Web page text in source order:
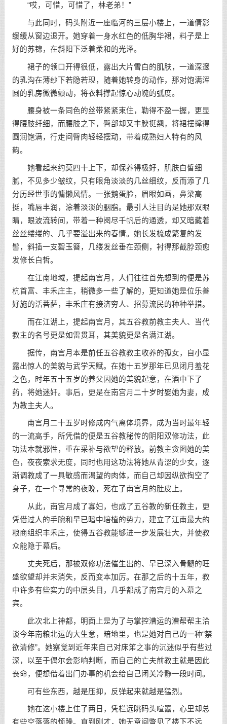
“哎，可惜，可惜了，林老弟！”
与此同时，码头附近一座临河的三层小楼上，一道倩影
缓缓从窗边退开。她穿着一身水红色的低胸华裙，料子是上
好的苏锦，在斜阳下泛着柔和的光泽。
裙子的领口开得很低，露出大片雪白的肌肤，一道深邃
的乳沟在薄纱下若隐若现，随着她转身的动作，那对饱满浑
圆的乳房微微颤动，将衣料撑起惊心动魄的弧度。
腰身被一条同色的丝带紧紧束住，勒得不盈一握，更显
得腰肢纤细，而腰肢之下，臀部却又丰腴挺翘，将裙摆撑得
圆润饱满，行走间臀肉轻轻摆动，带着成熟妇人特有的风
韵。
她看起来约莫四十上下，却保养得极好，肌肤白皙细
腻，不见多少皱纹，只有眼角淡淡的几丝细纹，反而添了几
分历经世事的慵懒风情。一张鹅蛋脸，眉眼如画，鼻梁高
挺，嘴唇丰润，涂着淡淡的胭脂。最引人注目的是她那双眼
睛，眼波流转间，带着一种阅尽千帆后的通透，却又暗藏着
丝丝缕缕的、几乎要溢出来的春情。她长发梳成繁复的发
髻，斜插一支碧玉簪，几缕发丝垂在颈侧，衬得那截脖颈愈
发修长白皙。
在江南地域，提起南宫月，人们往往首先想到的便是苏
杭首富、丰禾庄主，稍微多一些了解的，更知道她是位乐善
好施的活菩萨，丰禾庄有接济穷人、招募流民的种种举措。
而在江湖上，提起南宫月，其五谷教前教主夫人、当代
教主的名号更是如雷贯耳，其美貌更是名满江湖。
据传，南宫月本是前任五谷教教主收养的孤女，自小显
露出惊人的美貌与武学天赋。在她十五岁那年已见闭月羞花
之色，时年五十五岁的养父因她的美貌起意，在酒中下了
药，将她迷奸。事后，更是在南宫月二十岁时娶她为妻，成
为教主夫人。
南宫月二十五岁时修成内气离体境界，成为当时最年轻
的一流高手，所凭借的便是五谷教秘传的阴阳双修功法，此
功法本就邪性，重在采补与欲望的释放。前教主贪图她的美
色，夜夜索求无度，同时也用这功法将她从青涩的少女，逐
渐调教成了一具敏感而渴望的肉体，而自己却因纵欲掏空了
身子，在一个寻常的夜晚，死在了南宫月的肚皮上。
从此，南宫月成了寡妇，也成了五谷教的新任教主，更
凭借过人的手腕和早已暗中培植的势力，建立了江南最大的
粮商组织丰禾庄，使得五谷教能够进一步发展壮大，并使教
众能隐于幕后。
丈夫死后，那被双修功法催生出的、早已深入骨髓的旺
盛欲望却并未消失，反而变本加厉。在那之后的十五年，教
中许多有些实力的中层头目，几乎都成了南宫月的入幕之
宾。
此次北上神都，明面上是为了与掌控漕运的漕帮帮主洽
谈今年南粮北运的大生意，暗地里，也是她对自己的一种“禁
欲清修”。她察觉到近年来自己对床笫之事的沉迷似乎有些过
深，以至于偶尔会影响判断，而自己的亡夫前教主就是因此
丧命，便想借着出门办事的机会给自己闭关冷静一段时间。
可有些东西，越是压抑，反弹起来就越是猛烈。
她在这小楼上住了两日，凭栏远眺码头喧嚣，心里却总
有些空落落的烦躁。直到刚才，她无意间瞥见了楼下不远